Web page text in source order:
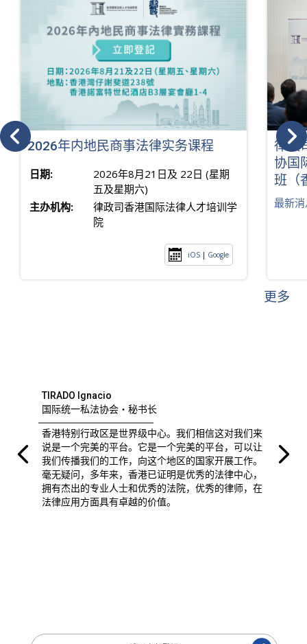
2026年内地民商事法律实务课程
日期:
2026年8月21日及 22日 (星期
五及星期六)
主办机构:
律政司香港国际法律人才培训学
院
iOS | Google
律政
协国
班（
最新
更多
TIRADO Ignacio
国际统一私法协会・秘书长
香港特别行政区是世界级中心。我们相信这对我们来
说是一个完美的平台。它是一个完美的平台，可以让
我们传播我们的工作，向这个地区的国家开展工作。
毫无疑问，多年来，香港已证明是优秀的法律中心，
拥有杰出的专业人士和优秀的法院，优秀的律师，在
法律应用方面具有卓越的价值。